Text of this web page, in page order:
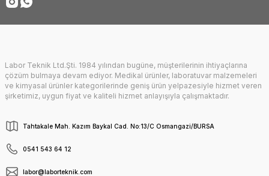
Gönder
Labor Teknik Ltd.Şti. 1984 yılından bugüne, müşterilerinin ihtiyaçlarına
çözüm bulmaya devam ediyor. Medikal ürünler, laboratuvar malzemeleri
ve kimyasal ürünler kategorilerinde geniş ürün yelpazesiyle hizmet veren
şirketimiz, uygun fiyat ve kaliteli hizmet anlayışıyla çalışmaktadır.
Tahtakale Mah. Kazım Baykal Cad. No:13/C Osmangazi/BURSA
0541 543 64 12
labor@laborteknik.com